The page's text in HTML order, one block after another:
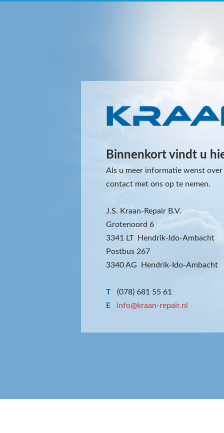
Binnenkort vindt u
Als u meer informatie wenst
contact met ons op te nemen.
J.S. Kraan-Repair B.V.
Grotenoord 6
3341 LT Hendrik-Ido-Ambacht
Postbus 267
3340 AG Hendrik-Ido-Ambacht
T
(078) 681 55 61
E
info@kraan-repair.nl